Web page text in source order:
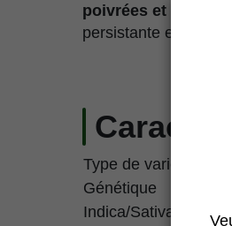
poivrées et épicées
persistante en
Type de variété
Génétique
Indica/Sativa